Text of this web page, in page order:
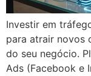
Investir em
para atrair novos
do seu negócio.
Ads (Facebook e